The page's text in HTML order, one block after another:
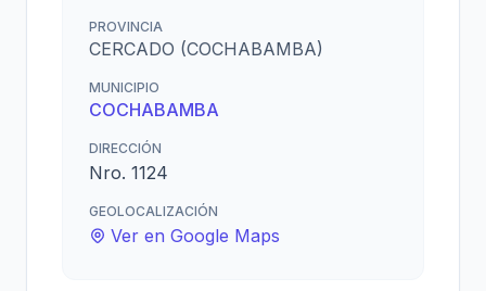
PROVINCIA
CERCADO (COCHABAMBA)
MUNICIPIO
COCHABAMBA
DIRECCIÓN
Nro. 1124
GEOLOCALIZACIÓN
Ver en Google Maps